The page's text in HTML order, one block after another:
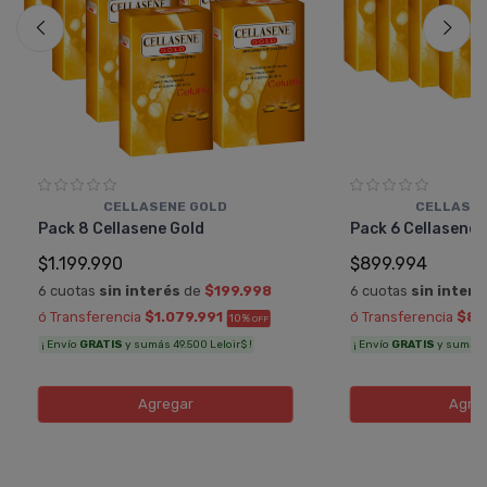
CELLASENE GOLD
Pack 8 Cellasene Gold
$1.199.990
6 cuotas sin interés de $199.998
ó Transferencia $1.079.991 10% OFF
¡ Envío GRATIS y sumás 49.500 Leloir$ !
Agregar
Pack 6 Cellasene
$899.994
6 cuotas sin
ó Transferencia
¡ Envío GRATIS y sumás